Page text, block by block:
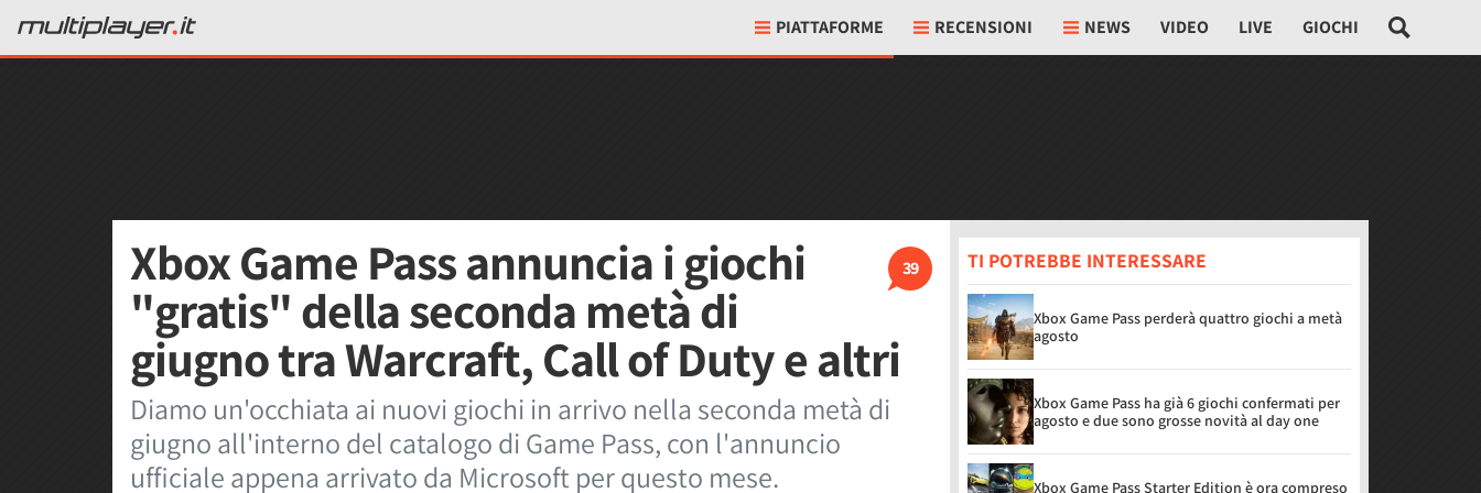
PIATTAFORME RECENSIONI NEWS VIDEO LIVE GIOCHI
39
Xbox Game Pass annuncia i giochi
"gratis" della seconda metà di
giugno tra Warcraft, Call of Duty e altri
Diamo un'occhiata ai nuovi giochi in arrivo nella seconda metà di
giugno all'interno del catalogo di Game Pass, con l'annuncio
ufficiale appena arrivato da Microsoft per questo mese.
TI POTREBBE INTERESSARE
Xbox Game Pass perderà quattro giochi a metà
agosto
Xbox Game Pass ha già 6 giochi confermati per
agosto e due sono grosse novità al day one
Xbox Game Pass Starter Edition è ora compreso